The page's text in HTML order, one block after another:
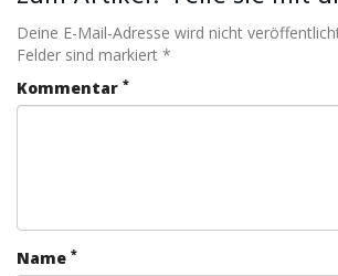
Deine E-Mail-Adresse wird nicht
Felder sind markiert *
Kommentar *
Name *